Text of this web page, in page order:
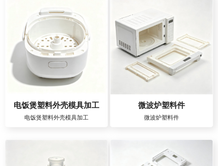
电饭煲塑料外壳模具加工
电饭煲塑料外壳模具加工
微波炉塑料件
微波炉塑料件